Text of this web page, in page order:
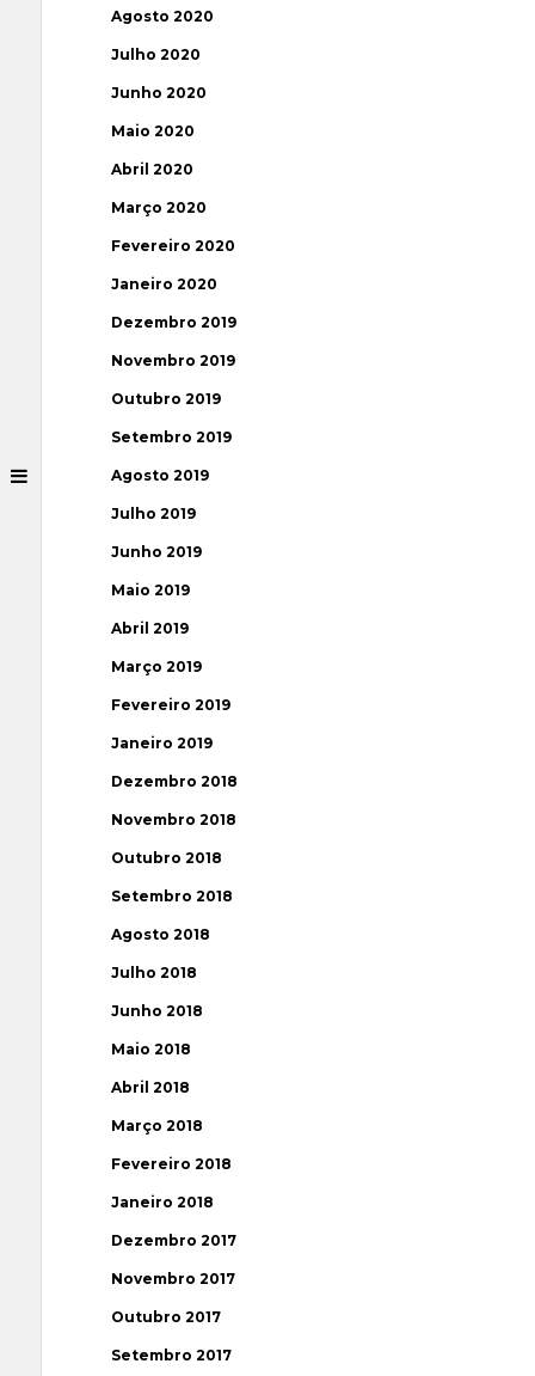
Agosto 2020
Julho 2020
Junho 2020
Maio 2020
Abril 2020
Março 2020
Fevereiro 2020
Janeiro 2020
Dezembro 2019
Novembro 2019
Outubro 2019
Setembro 2019
Agosto 2019
Julho 2019
Junho 2019
Maio 2019
Abril 2019
Março 2019
Fevereiro 2019
Janeiro 2019
Dezembro 2018
Novembro 2018
Outubro 2018
Setembro 2018
Agosto 2018
Julho 2018
Junho 2018
Maio 2018
Abril 2018
Março 2018
Fevereiro 2018
Janeiro 2018
Dezembro 2017
Novembro 2017
Outubro 2017
Setembro 2017